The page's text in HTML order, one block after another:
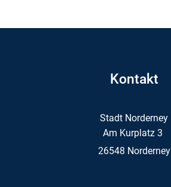
Kontakt
Stadt Norderney
Am Kurplatz 3
26548 Norderney